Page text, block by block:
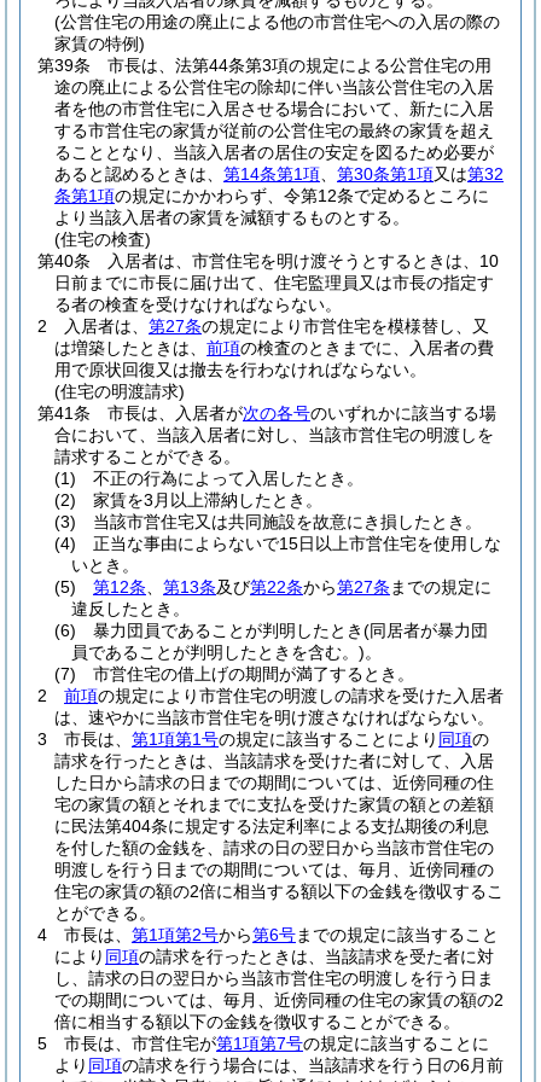
(公営住宅の用途の廃止による他の市営住宅への入居の際の
家賃の特例)
第39条
市長は、法第44条第3項の規定による公営住宅の用
途の廃止による公営住宅の除却に伴い当該公営住宅の入居
者を他の市営住宅に入居させる場合において、新たに入居
する市営住宅の家賃が従前の公営住宅の最終の家賃を超え
ることとなり、当該入居者の居住の安定を図るため必要が
あると認めるときは、 第14条第1項 第30条第1項又は第32
条第1項の規定にかかわらず、令第12条で定めるところに
より当該入居者の家賃を減額するものとする。
(住宅の検査)
第40条
入居者は、市営住宅を明け渡そうとするときは、10
日前までに市長に届け出て、住宅監理員又は市長の指定す
る者の検査を受けなければならない。
2
入居者は、 第27条の規定により市営住宅を模様替し、又
は増築したときは、 前項の検査のときまでに、入居者の費
用で原状回復又は撤去を行わなければならない。
(住宅の明渡請求)
第41条
市長は、入居者が次の各号のいずれかに該当する場
合において、当該入居者に対し、当該市営住宅の明渡しを
請求することができる。
(1)
不正の行為によって入居したとき。
(2)
家賃を3月以上滞納したとき。
(3)
当該市営住宅又は共同施設を故意にき損したとき。
(4)
正当な事由によらないで15日以上市営住宅を使用しな
いとき。
(5)
第12条 第13条及び第22条から第27条 までの規定に
違反したとき。
(6)
暴力団員であることが判明したとき(同居者が暴力団
員であることが判明したときを含む。)。
(7)
市営住宅の借上げの期間が満了するとき。
2
前項の規定により市営住宅の明渡しの請求を受けた入居者
は、速やかに当該市営住宅を明け渡さなければならない。
3
市長は、 第1項第1号の規定に該当することにより 同項の
請求を行ったときは、当該請求を受けた者に対して、入居
した日から請求の日までの期間については、近傍同種の住
宅の家賃の額とそれまでに支払を受けた家賃の額との差額
に民法第404条に規定する法定利率による支払期後の利息
を付した額の金銭を、請求の日の翌日から当該市営住宅の
明渡しを行う日までの期間については、毎月、近傍同種の
住宅の家賃の額の2倍に相当する額以下の金銭を徴収するこ
とができる。
4
市長は、 第1項第2号から第6号までの規定に該当すること
により 同項の請求を行ったときは、当該請求を受た者に対
し、請求の日の翌日から当該市営住宅の明渡しを行う日ま
での期間については、毎月、近傍同種の住宅の家賃の額の2
倍に相当する額以下の金銭を徴収することができる。
5
市長は、市営住宅が第1項第7号の規定に該当することに
より 同項の請求を行う場合には、当該請求を行う日の6月前